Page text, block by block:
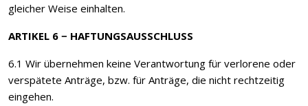
gleicher Weise einhalten.
ARTIKEL 6 − HAFTUNGSAUSSCHLUSS
6.1 Wir übernehmen keine Verantwortung für verlorene oder
verspätete Anträge, bzw. für Anträge, die nicht rechtzeitig
eingehen.